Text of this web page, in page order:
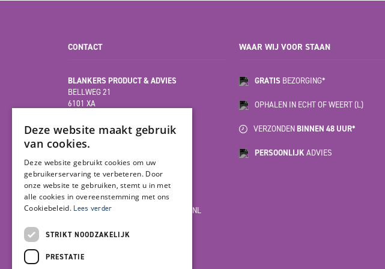
CONTACT
BLANKERS PRODUCT & ADVIES
BELLWEG 21
6101 XA
(HOOFDVESTIGING)
6004 AX
WEERT
INFO@BLANKERSPRODUCT-ADVIES.NL
LET'S GET SOCIAL
WAAR WIJ VOOR STAAN
GRATIS BEZORGING*
OPHALEN IN ECHT OF WEERT (L)
VERZONDEN BINNEN 48 UUR*
PERSOONLIJKADVIES
Deze website maakt gebruik
van cookies.
Deze website gebruikt cookies om uw
gebruikerservaring te verbeteren. Door
onze website te gebruiken, stemt u in met
alle cookies in overeenstemming met ons
Cookiebeleid. Lees verder
STRIKT NOODZAKELIJK
PRESTATIE